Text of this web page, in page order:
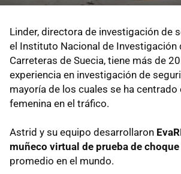
Linder, directora de investigación de
el Instituto Nacional de Investigación
Carreteras de Suecia, tiene más de
experiencia en investigación de
mayoría de los cuales se ha centrado
femenina en el tráfico.
Astrid y su equipo desarrollaron
muñeco virtual de prueba de
promedio en el mundo.